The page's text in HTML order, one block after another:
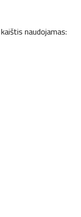
naudojamas: